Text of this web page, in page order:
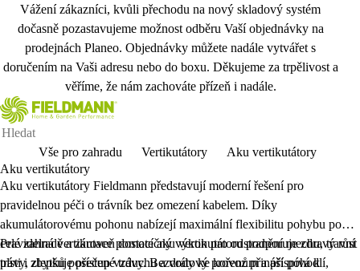
Vážení zákazníci, kvůli přechodu na nový skladový systém
dočasně pozastavujeme možnost odběru Vaší objednávky na
prodejnách Planeo. Objednávky můžete nadále vytvářet s
doručením na Vaši adresu nebo do boxu. Děkujeme za trpělivost a
věříme, že nám zachováte přízeň i nadále.
Vše pro zahradu Vertikutátory
Aku vertikutátory
Aku vertikutátory
Aku vertikutátory Fieldmann představují moderní řešení pro
pravidelnou péči o trávník bez omezení kabelem. Díky
akumulátorovému pohonu nabízejí maximální flexibilitu pohybu po
celé zahradě a zároveň dostatečný výkon pro odstranění mechu, travní
plsti i zbytků posečené trávy. Bezdrátový provoz přináší pohodlí,
Pravidelná vertikutace pomocí aku vertikutátoru podporuje zdravý růst
trávy, zlepšuje přístup vzduchu a vody ke kořenům a přispívá k